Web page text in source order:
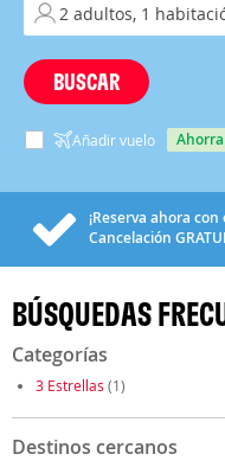
BUSCAR
Añadir vuelo
¡Reserva ahora
Cancelación
BÚSQUEDAS
Categorías
3 Estrellas (1)
Destinos cercanos